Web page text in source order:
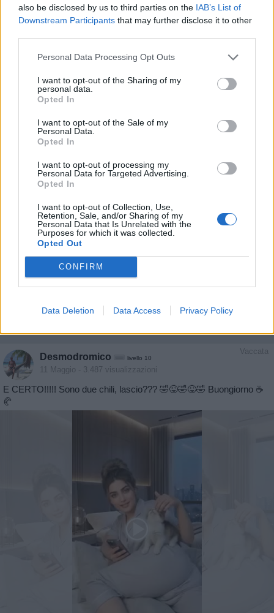
also be disclosed by us to third parties on the IAB’s List of
Downstream Participants that may further disclose it to other
Personal Data Processing Opt Outs
I want to opt-out of the Sharing of my
personal data.
Opted In
I want to opt-out of the Sale of my
Personal Data.
Opted In
I want to opt-out of processing my
Personal Data for Targeted Advertising.
Opted In
I want to opt-out of Collection, Use,
Retention, Sale, and/or Sharing of my
Personal Data that Is Unrelated with the
Purposes for which it was collected.
Opted Out
CONFIRM
Data Deletion Data Access Privacy Policy
Vaccata
Desmodromico livello 10
11 Maggio - 3.487 visualizzazioni
E CERTO!!!!! Sono due chili, lascio??? 🤣😜🤣😜🤣 Buongiorno ☕️
🥐